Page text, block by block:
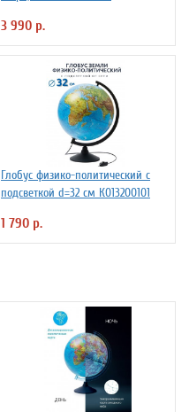
3 990 р.
Глобус физико-политический с
подсветкой d=32 см К013200101
1 790 р.